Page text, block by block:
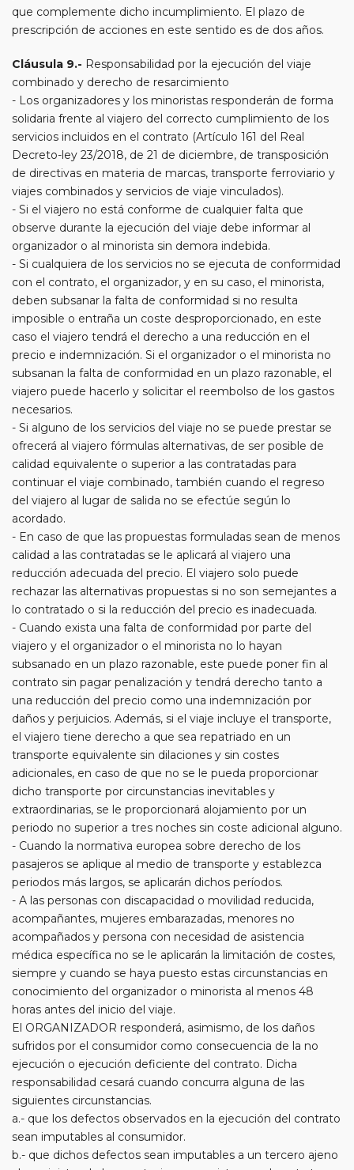
que complemente dicho incumplimiento. El plazo de
prescripción de acciones en este sentido es de dos años.
Cláusula 9.- Responsabilidad por la ejecución del viaje
combinado y derecho de resarcimiento
- Los organizadores y los minoristas responderán de forma
solidaria frente al viajero del correcto cumplimiento de los
servicios incluidos en el contrato (Artículo 161 del Real
Decreto-ley 23/2018, de 21 de diciembre, de transposición
de directivas en materia de marcas, transporte ferroviario y
viajes combinados y servicios de viaje vinculados).
- Si el viajero no está conforme de cualquier falta que
observe durante la ejecución del viaje debe informar al
organizador o al minorista sin demora indebida.
- Si cualquiera de los servicios no se ejecuta de conformidad
con el contrato, el organizador, y en su caso, el minorista,
deben subsanar la falta de conformidad si no resulta
imposible o entraña un coste desproporcionado, en este
caso el viajero tendrá el derecho a una reducción en el
precio e indemnización. Si el organizador o el minorista no
subsanan la falta de conformidad en un plazo razonable, el
viajero puede hacerlo y solicitar el reembolso de los gastos
necesarios.
- Si alguno de los servicios del viaje no se puede prestar se
ofrecerá al viajero fórmulas alternativas, de ser posible de
calidad equivalente o superior a las contratadas para
continuar el viaje combinado, también cuando el regreso
del viajero al lugar de salida no se efectúe según lo
acordado.
- En caso de que las propuestas formuladas sean de menos
calidad a las contratadas se le aplicará al viajero una
reducción adecuada del precio. El viajero solo puede
rechazar las alternativas propuestas si no son semejantes a
lo contratado o si la reducción del precio es inadecuada.
- Cuando exista una falta de conformidad por parte del
viajero y el organizador o el minorista no lo hayan
subsanado en un plazo razonable, este puede poner fin al
contrato sin pagar penalización y tendrá derecho tanto a
una reducción del precio como una indemnización por
daños y perjuicios. Además, si el viaje incluye el transporte,
el viajero tiene derecho a que sea repatriado en un
transporte equivalente sin dilaciones y sin costes
adicionales, en caso de que no se le pueda proporcionar
dicho transporte por circunstancias inevitables y
extraordinarias, se le proporcionará alojamiento por un
periodo no superior a tres noches sin coste adicional alguno.
- Cuando la normativa europea sobre derecho de los
pasajeros se aplique al medio de transporte y establezca
periodos más largos, se aplicarán dichos períodos.
- A las personas con discapacidad o movilidad reducida,
acompañantes, mujeres embarazadas, menores no
acompañados y persona con necesidad de asistencia
médica específica no se le aplicarán la limitación de costes,
siempre y cuando se haya puesto estas circunstancias en
conocimiento del organizador o minorista al menos 48
horas antes del inicio del viaje.
El ORGANIZADOR responderá, asimismo, de los daños
sufridos por el consumidor como consecuencia de la no
ejecución o ejecución deficiente del contrato. Dicha
responsabilidad cesará cuando concurra alguna de las
siguientes circunstancias.
a.- que los defectos observados en la ejecución del contrato
sean imputables al consumidor.
b.- que dichos defectos sean imputables a un tercero ajeno